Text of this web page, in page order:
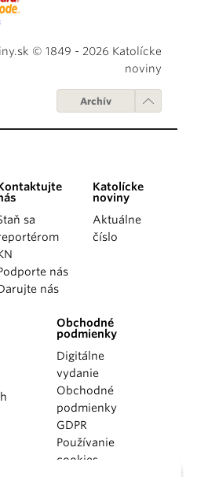
© 1849 - 2026 Katolícke
noviny
Archív
sa
nás
nás
Katolícke
noviny
Aktuálne
číslo
Obchodné
podmienky
Digitálne
vydanie
Obchodné
podmienky
GDPR
Používanie
cookies